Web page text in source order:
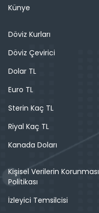
Künye
Döviz Kurları
Döviz Çevirici
Dolar TL
Euro TL
Sterin Kaç TL
Riyal Kaç TL
Kanada Doları
Kişisel Verilerin Korunması
Politikası
İzleyici Temsilcisi